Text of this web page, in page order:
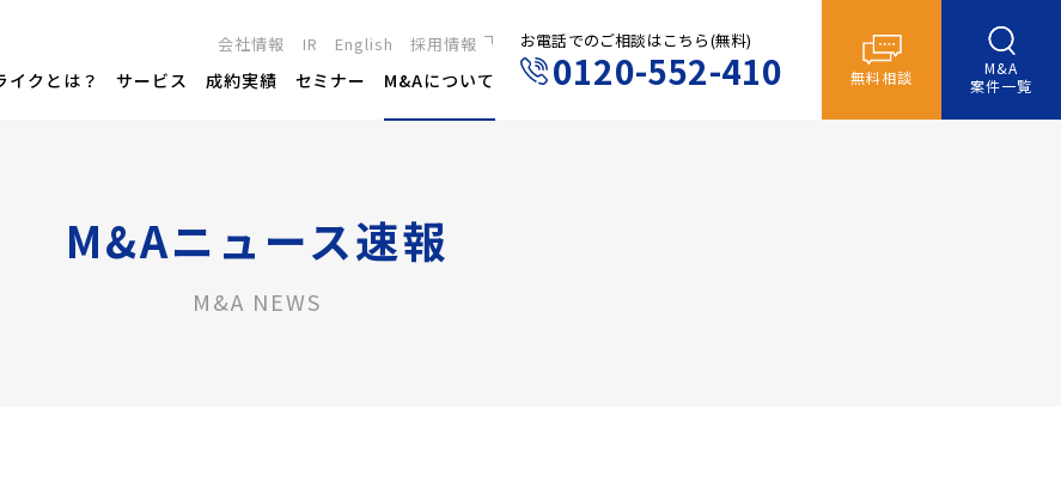
会社情報 IR English 採用情報
新卒採用
キャリア採用
イクとは？ サービス 成約実績 セミナー M&Aについて
お電話でのご相談はこちら(無料)
0120-552-410 無料相談
M&A
案件一覧
M&Aニュース速報
M&A NEWS